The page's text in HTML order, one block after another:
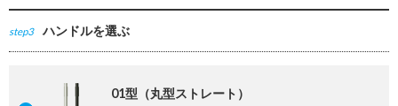
step3 ハンドルを選ぶ
01型（丸型ストレート）